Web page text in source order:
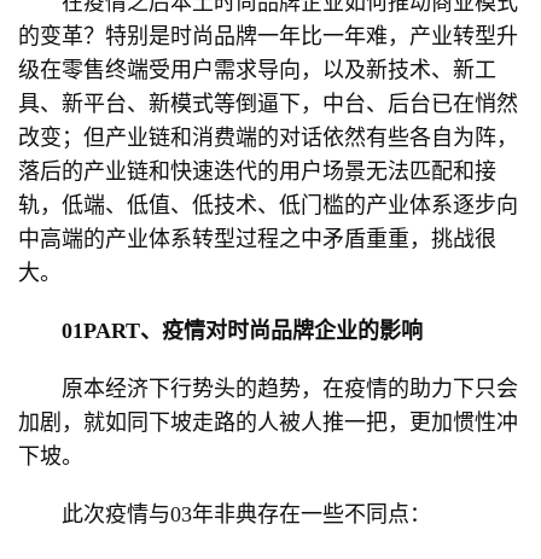
的变革？特别是时尚品牌一年比一年难，产业转型升
级在零售终端受用户需求导向，以及新技术、新工
具、新平台、新模式等倒逼下，中台、后台已在悄然
改变；但产业链和消费端的对话依然有些各自为阵，
落后的产业链和快速迭代的用户场景无法匹配和接
轨，低端、低值、低技术、低门槛的产业体系逐步向
中高端的产业体系转型过程之中矛盾重重，挑战很
大。
01PART、疫情对时尚品牌企业的影响
原本经济下行势头的趋势，在疫情的助力下只会
加剧，就如同下坡走路的人被人推一把，更加惯性冲
下坡。
此次疫情与03年非典存在一些不同点：